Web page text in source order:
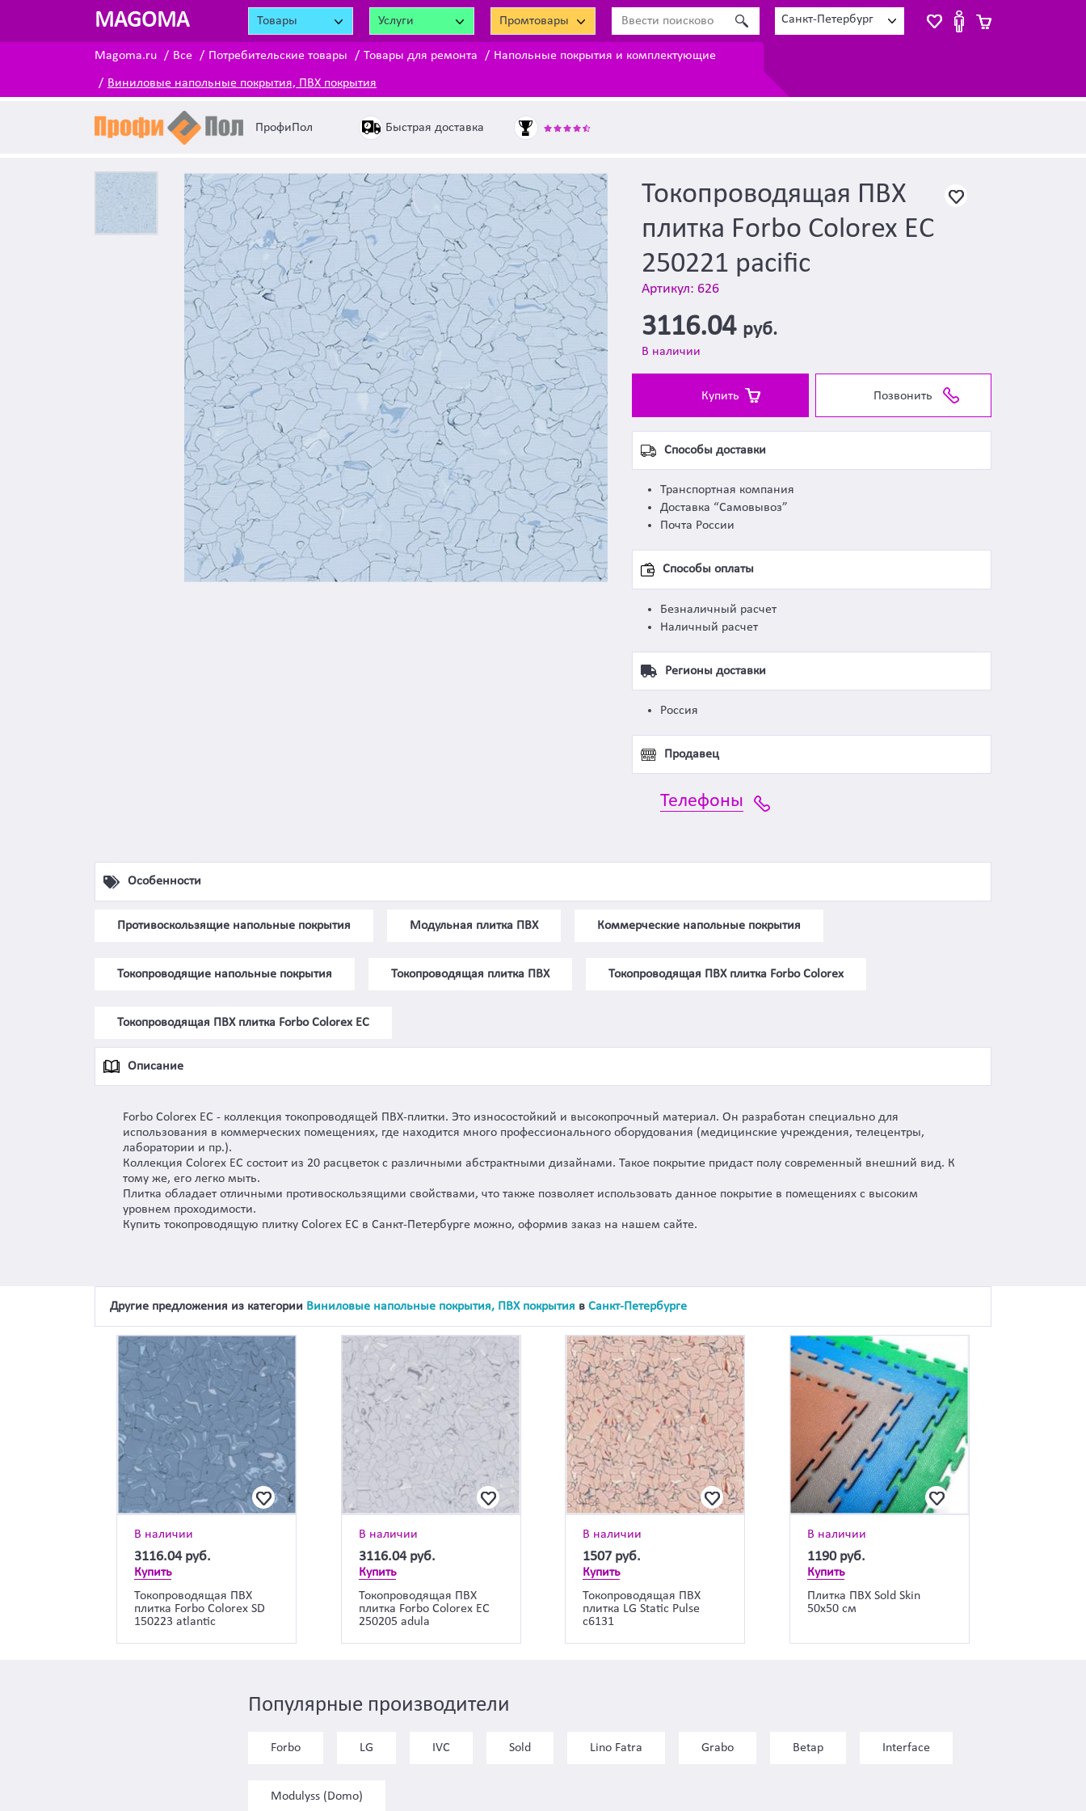
MAGOMA Товары Услуги Промтовары Санкт-Петербург
Magoma.ru Все Потребительские товары Товары для ремонта Напольные покрытия и комплектующие
Виниловые напольные покрытия, ПВХ покрытия
ПрофиПол Быстрая доставка
Токопроводящая ПВХ
плитка Forbo Colorex EC
250221 pacific
Артикул: 626
3116.04 руб.
В наличии
Купить Позвонить
Способы доставки
Транспортная компания
Доставка “Самовывоз”
Почта России
Способы оплаты
Безналичный расчет
Наличный расчет
Регионы доставки
Россия
Продавец
Телефоны
Особенности
Противоскользящие напольные покрытия Модульная плитка ПВХ Коммерческие напольные покрытия
Токопроводящие напольные покрытия Токопроводящая плитка ПВХ Токопроводящая ПВХ плитка Forbo Colorex
Токопроводящая ПВХ плитка Forbo Colorex EC
Описание
Forbo Colorex EC - коллекция токопроводящей ПВХ-плитки. Это износостойкий и высокопрочный материал. Он разработан специально для
использования в коммерческих помещениях, где находится много профессионального оборудования (медицинские учреждения, телецентры,
лаборатории и пр.).
Коллекция Colorex EC состоит из 20 расцветок с различными абстрактными дизайнами. Такое покрытие придаст полу современный внешний вид. К
тому же, его легко мыть.
Плитка обладает отличными противоскользящими свойствами, что также позволяет использовать данное покрытие в помещениях с высоким
уровнем проходимости.
Купить токопроводящую плитку Colorex EC в Санкт-Петербурге можно, оформив заказ на нашем сайте.
Другие предложения из категории Виниловые напольные покрытия, ПВХ покрытия в Санкт-Петербурге
В наличии
3116.04 руб.
Купить
Токопроводящая ПВХ
плитка Forbo Colorex SD
150223 atlantic
В наличии
3116.04 руб.
Купить
Токопроводящая ПВХ
плитка Forbo Colorex EC
250205 adula
В наличии
1507 руб.
Купить
Токопроводящая ПВХ
плитка LG Static Pulse
c6131
В наличии
1190 руб.
Купить
Плитка ПВХ Sold Skin
50х50 см
Популярные производители
Forbo LG IVC Sold Lino Fatra Grabo Betap Interface
Modulyss (Domo)